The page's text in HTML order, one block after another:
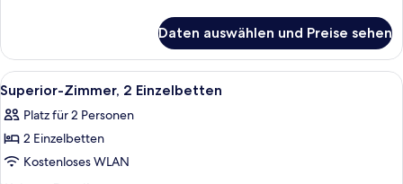
anzeigen
Mehrere
Betten
(Superior
Recently
renovated)
Daten auswählen und Preise sehen
Alle
Fotos
für
Superior-
Zimmer,
Ein Hotelzimmer mit zwei Betten,
3
Superior-Zimmer, 2 Einzelbetten
Platz für 2 Personen
2 Einzelbetten
Kostenloses WLAN